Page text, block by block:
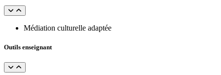
Médiation culturelle adaptée
Outils enseignant